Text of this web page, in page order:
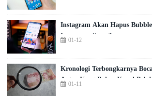
Instagram Akan Hapus
Instagram Story?
01-12
Kronologi Terbongkarnya
Antar Uang Palsu, Kenal
01-11